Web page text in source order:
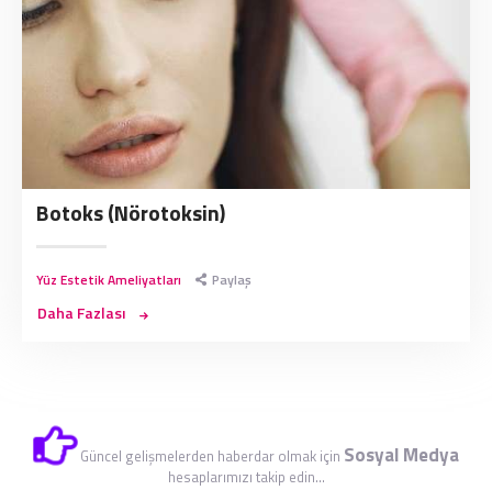
Botoks (Nörotoksin)
Yüz Estetik Ameliyatları Paylaş
Daha Fazlası
Güncel gelişmelerden haberdar olmak için Sosyal Medya
hesaplarımızı takip edin...